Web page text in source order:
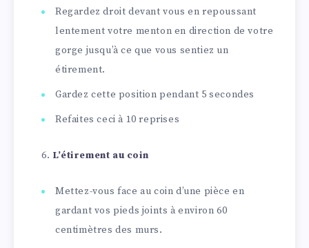
Regardez droit devant vous en repoussant
lentement votre menton en direction de votre
gorge jusqu’à ce que vous sentiez un
étirement.
Gardez cette position pendant 5 secondes
Refaites ceci à 10 reprises
L’étirement au coin
Mettez-vous face au coin d’une pièce en
gardant vos pieds joints à environ 60
centimètres des murs.